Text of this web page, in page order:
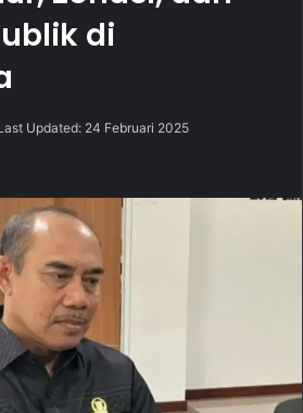
di
Updated: 24 Februari 2025